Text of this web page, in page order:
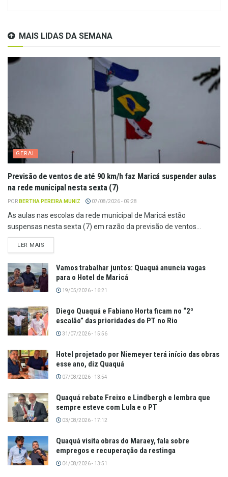
MAIS LIDAS DA SEMANA
GERAL
Previsão de ventos de até 90 km/h faz Maricá suspender aulas
na rede municipal nesta sexta (7)
POR BERTHA PEREIRA MUNIZ 07/08/2026 - 09:28
As aulas nas escolas da rede municipal de Maricá estão
suspensas nesta sexta (7) em razão da previsão de ventos...
LER MAIS
Vamos trabalhar juntos: Quaquá anuncia vagas
para o Hotel de Maricá
19/05/2026 - 16:21
Diego Quaquá e Fabiano Horta ficam no “2º
escalão” das prioridades do PT no Rio
31/07/2026 - 15:56
Hotel projetado por Niemeyer terá início das obras
esse ano, diz Quaquá
07/08/2026 - 13:54
Quaquá rebate Freixo e Lindbergh e lembra que
sempre esteve com Lula e o PT
03/08/2026 - 17:12
Quaquá visita obras do Maraey, fala sobre
empregos e recuperação da restinga
04/08/2026 - 13:51